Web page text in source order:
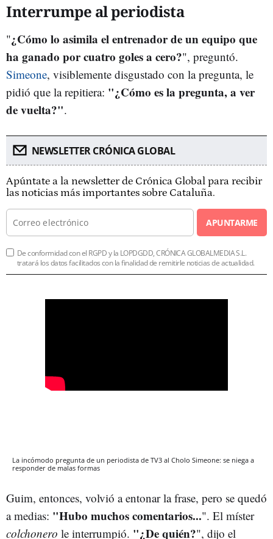
Interrumpe al periodista
"¿Cómo lo asimila el entrenador de un equipo que
ha ganado por cuatro goles a cero?", preguntó.
Simeone, visiblemente disgustado con la pregunta, le
pidió que la repitiera: "¿Cómo es la pregunta, a ver
de vuelta?".
NEWSLETTER CRÓNICA GLOBAL
Apúntate a la newsletter de Crónica Global para recibir
las noticias más importantes sobre Cataluña.
APUNTARME
De conformidad con el RGPD y la LOPDGDD, CRÓNICA GLOBALMEDIA S.L.
tratará los datos facilitados con la finalidad de remitirle noticias de actualidad.
La incómodo pregunta de un periodista de TV3 al Cholo Simeone: se niega a
responder de malas formas
Guim, entonces, volvió a entonar la frase, pero se quedó
a medias: "Hubo muchos comentarios...". El míster
colchonero le interrumpió. "¿De quién?", dijo el